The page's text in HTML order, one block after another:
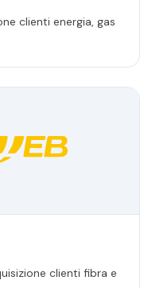
clienti energia, gas
clienti fibra e